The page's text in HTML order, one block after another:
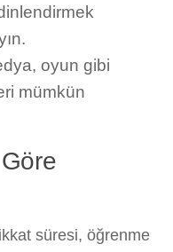
oyun gibi
mümkün
süresi, öğrenme